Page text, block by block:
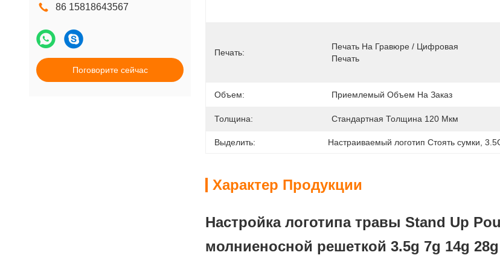
86 15818643567
Поговорите сейчас
Печать:
Печать На Гравюре / Цифровая
Печать
Объем: Приемлемый Объем На Заказ
Толщина: Стандартная Толщина 120 Мкм
Выделить: Настраиваемый логотип Стоять сумки ,
Характер Продукции
Настройка логотипа травы Stand Up
молниеносной решеткой 3.5g 7g 14g 28g